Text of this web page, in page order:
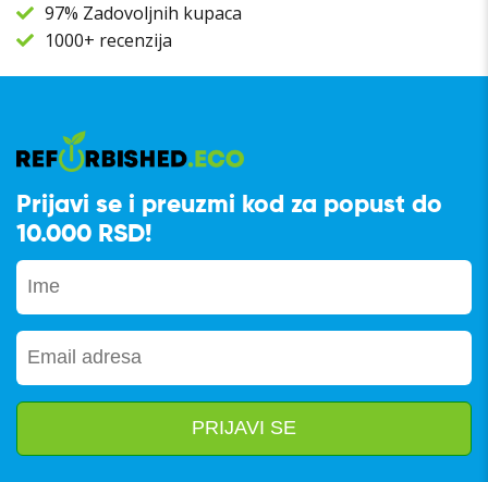
97% Zadovoljnih kupaca
1000+ recenzija
Prijavi se i preuzmi kod za popust do
10.000 RSD!